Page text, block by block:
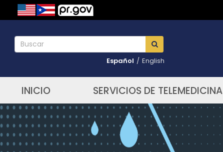
Español / English
INICIO SERVICIOS DE TELEMEDICINA